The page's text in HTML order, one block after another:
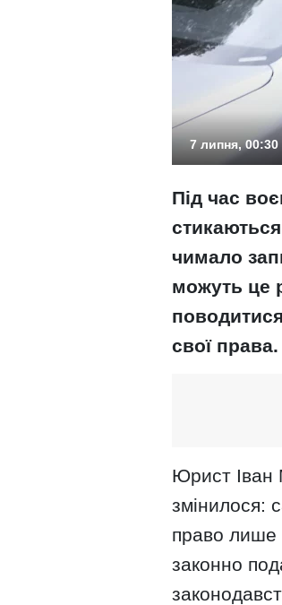
7 липня, 00:30
Під час
чимало
можуть це
свої права.
Юрист Іван
змінилося:
право лише
законно